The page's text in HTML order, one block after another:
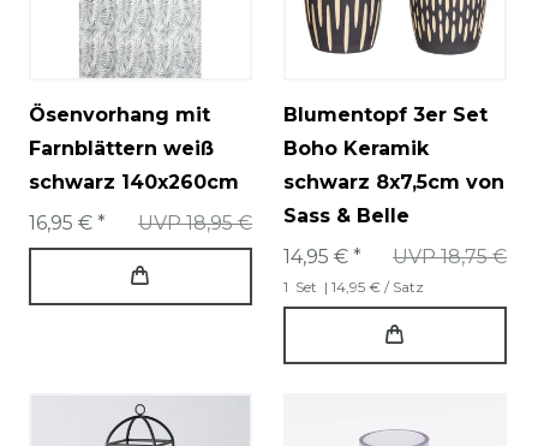
Ösenvorhang mit
Farnblättern weiß
schwarz 140x260cm
UVP 18,95 €
16,95 € *
Blumentopf 3er Set
Boho Keramik
schwarz 8x7,5cm von
Sass & Belle
UVP 18,75 €
14,95 € *
1 Set | 14,95 € / Satz